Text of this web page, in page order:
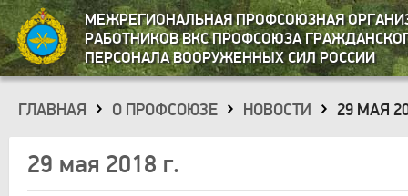
МЕЖРЕГИОНАЛЬНАЯ ПРОФСОЮЗНАЯ
РАБОТНИКОВ ВКС ПРОФСОЮЗА
ПЕРСОНАЛА ВООРУЖЕННЫХ СИЛ РОССИИ
ГЛАВНАЯ О ПРОФСОЮЗЕ НОВОСТИ »29 МАЯ
29 мая 2018 г.